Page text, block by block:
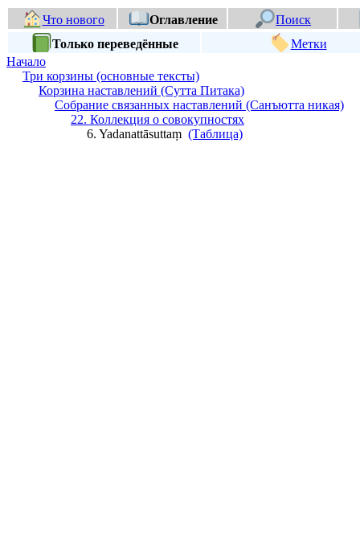
Что нового Оглавление
Поиск
Только переведённые
Метки
Начало
Три корзины (основные тексты)
Корзина наставлений (Сутта Питака)
Собрание связанных наставлений (Санъютта никая)
22. Коллекция о совокупностях
6. Yadanattāsuttaṃ (Таблица)